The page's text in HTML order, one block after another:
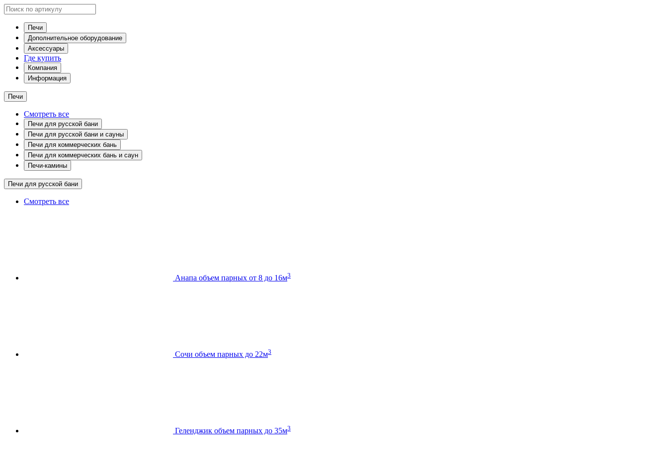
Печи
Дополнительное оборудование
Аксессуары
Где купить
Компания
Информация
Печи
Смотреть все
Печи для русской бани
Печи для русской бани и сауны
Печи для коммерческих бань
Печи для коммерческих бань и саун
Печи-камины
Печи для русской бани
Смотреть все
Анапа объем парных от 8 до 16м3
Сочи объем парных до 22м3
Геленджик объем парных до 35м3